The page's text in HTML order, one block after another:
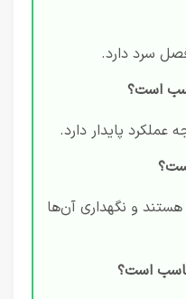
سرد دارد.
است؟
و نگهداری آن‌ها